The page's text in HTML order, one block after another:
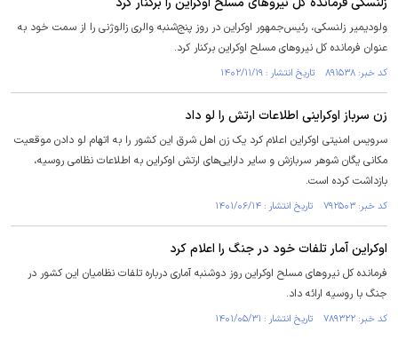
ولودیمیر زلنسکی، رئیس‌جمهور اوکراین در روز پنج‌شنبه والری زالوژنی را از سمت خود به
عنوان فرمانده کل نیرو‌های مسلح اوکراین برکنار کرد.
کد خبر: ۸۹۱۵۳۸ تاریخ انتشار : ۱۴۰۲/۱۱/۱۹
زن سرباز اوکراینی اطلاعات ارتش را لو داد
سرویس امنیتی اوکراین اعلام کرد یک زن اهل شرق این کشور را به اتهام لو دادن موقعیت
مکانی یگان شوهر سربازش و سایر دارایی‌های ارتش اوکراین به اطلاعات نظامی روسیه،
بازداشت کرده است.
کد خبر: ۷۹۲۵۰۳ تاریخ انتشار : ۱۴۰۱/۰۶/۱۴
اوکراین آمار تلفات خود در جنگ را اعلام کرد
فرمانده کل نیرو‌های مسلح اوکراین روز دوشنبه آماری درباره تلفات نظامیان این کشور در
جنگ با روسیه ارائه داد.
کد خبر: ۷۸۹۳۲۲ تاریخ انتشار : ۱۴۰۱/۰۵/۳۱